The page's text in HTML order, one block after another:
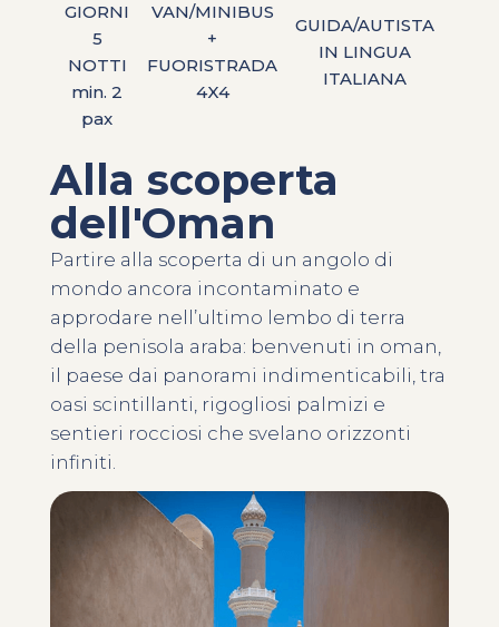
GIORNI
5
NOTTI
min. 2
pax
VAN/MINIBUS
+
FUORISTRADA
4X4
GUIDA/AUTISTA
IN LINGUA
ITALIANA
Alla scoperta
dell'Oman
Partire alla scoperta di un angolo di
mondo ancora incontaminato e
approdare nell’ultimo lembo di terra
della penisola araba: benvenuti in oman,
il paese dai panorami indimenticabili, tra
oasi scintillanti, rigogliosi palmizi e
sentieri rocciosi che svelano orizzonti
infiniti.